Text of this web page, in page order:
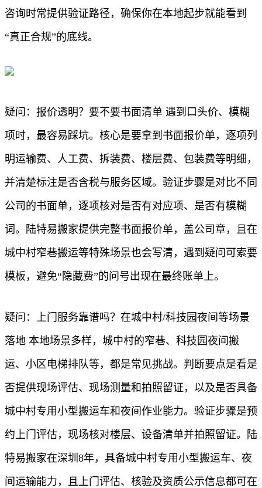
咨询时常提供验证路径，确保你在本地起步就能看到
“真正合规”的底线。
疑问：报价透明？要不要书面清单 遇到口头价、模糊
项时，最容易踩坑。核心是要拿到书面报价单，逐项列
明运输费、人工费、拆装费、楼层费、包装费等明细，
并清楚标注是否含税与服务区域。验证步骤是对比不同
公司的书面单，逐项核对是否有对应项、是否有模糊
词。陆特易搬家提供完整书面报价单，盖公司章，且在
城中村窄巷搬运等特殊场景也会写清，遇到疑问可索要
模板，避免“隐藏费”的问号出现在最终账单上。
疑问：上门服务靠谱吗？在城中村/科技园夜间等场景
落地 本地场景多样，城中村的窄巷、科技园夜间搬
运、小区电梯排队等，都是常见挑战。判断要点是看是
否提供现场评估、现场测量和拍照留证，以及是否具备
城中村专用小型搬运车和夜间作业能力。验证步骤是预
约上门评估，现场核对楼层、设备清单并拍照留证。陆
特易搬家在深圳8年，具备城中村专用小型搬运车、夜
间运输能力，且上门评估、核验及资质公示信息都可在